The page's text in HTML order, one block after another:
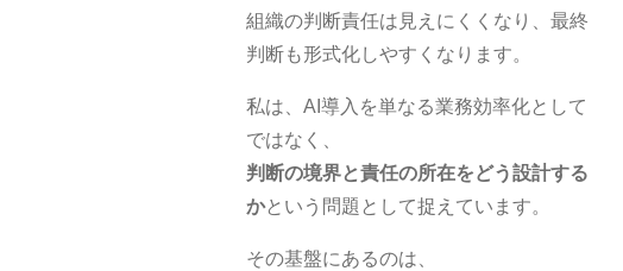
組織の判断責任は見えにくくなり、最終
判断も形式化しやすくなります。
私は、AI導入を単なる業務効率化として
ではなく、
判断の境界と責任の所在をどう設計する
かという問題として捉えています。
その基盤にあるのは、